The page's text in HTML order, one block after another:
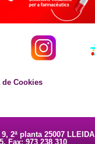
de Cookies
2ª planta 25007 LLEIDA
Fax: 973 238 310